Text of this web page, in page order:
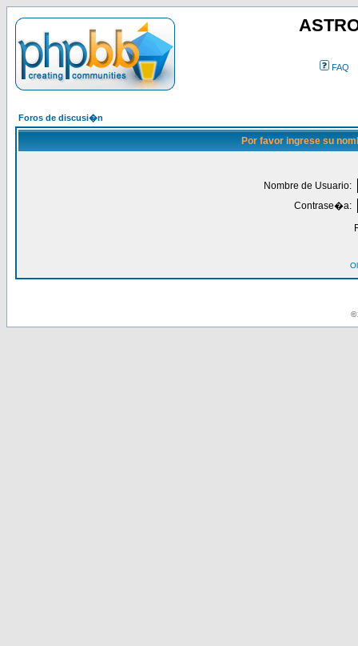
FAQ
Foros de discusi�n
Por favor ingrese su
Nombre de Usuario:
Contrase�a:
©